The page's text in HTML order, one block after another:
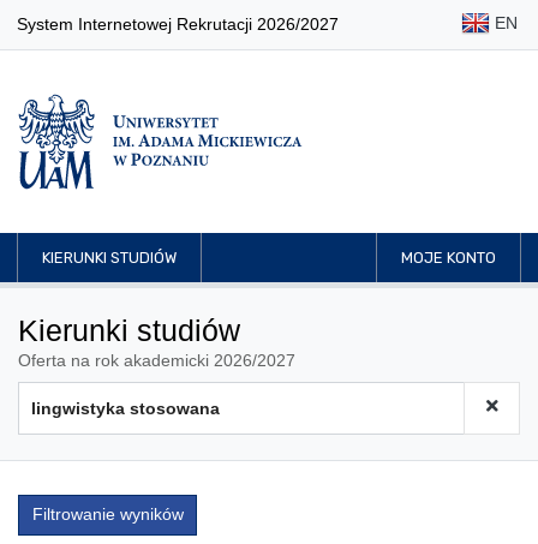
System Internetowej Rekrutacji 2026/2027 EN
KIERUNKI STUDIÓW MOJE KONTO
Kierunki studiów
Oferta na rok akademicki 2026/2027
Filtrowanie wyników